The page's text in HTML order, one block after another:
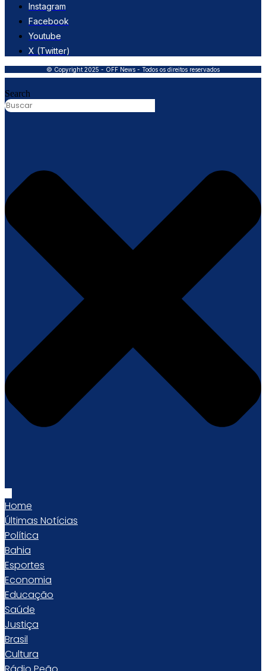
Instagram
Facebook
Youtube
X (Twitter)
© Copyright 2025 - OFF News - Todos os direitos reservados
Search
Home
Últimas Notícias
Política
Bahia
Esportes
Economia
Educação
Saúde
Justiça
Brasil
Cultura